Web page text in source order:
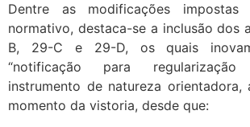
Dentre as modificações
normativo, destaca-se a inclusão dos
B, 29-C e 29-D, os quais
“notificação para
instrumento de natureza
momento da vistoria, desde que: